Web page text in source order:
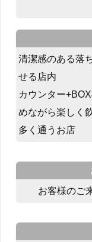
清潔感のある落
せる店内
カウンター
めながら楽しく
多く通うお店
お客様のご